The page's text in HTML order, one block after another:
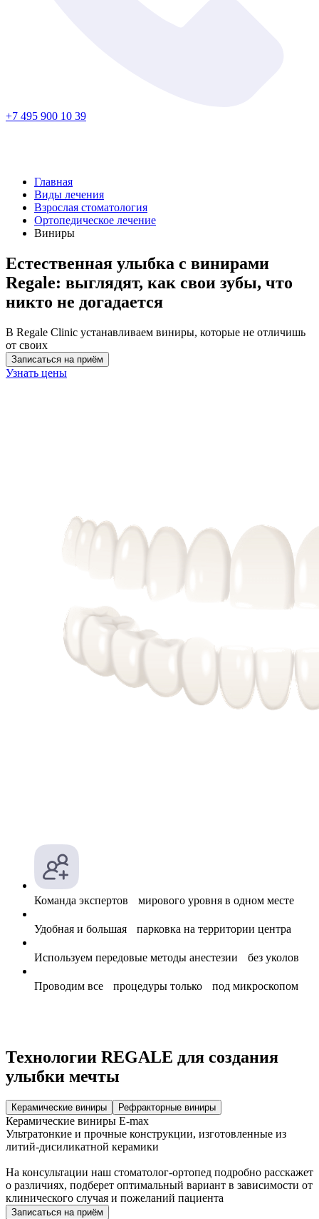
+7 495 900 10 39
Главная
Виды лечения
Взрослая стоматология
Ортопедическое лечение
Виниры
Естественная улыбка с винирами
Regale: выглядят, как свои зубы, что
никто не догадается
В Regale Clinic устанавливаем виниры, которые не отличишь
от своих
Записаться на приём
Узнать цены
Команда экспертов мирового уровня в одном месте
Удобная и большая парковка на территории центра
Используем передовые методы анестезии без уколов
Проводим все процедуры только под микроскопом
Технологии REGALE для создания
улыбки мечты
Керамические виниры Рефракторные виниры
Керамические виниры E-max
Ультратонкие и прочные конструкции, изготовленные из
литий-дисиликатной керамики
На консультации наш стоматолог-ортопед подробно расскажет
о различиях, подберет оптимальный вариант в зависимости от
клинического случая и пожеланий пациента
Записаться на приём